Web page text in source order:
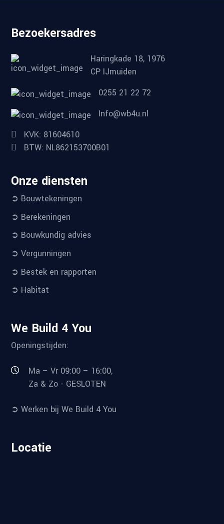
Bezoekersadres
Haringkade 18, 1976
CP IJmuiden
0255 21 22 72
Info@wb4u.nl
KVK: 81604610
BTW: NL862153700B01
Onze diensten
➲ Bouwtekeningen
➲ Berekeningen
➲ Bouwkundig advies
➲ Vergunningen
➲ Bestek en rapporten
➲ Habitat
We Build 4 You
Openingstijden:
Ma – Vr 09:00 – 16:00,
Za & Zo - GESLOTEN
➲ Werken bij We Build 4 You
Locatie